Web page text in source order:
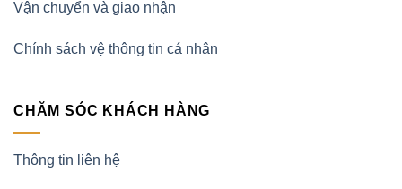
Vận chuyển và giao nhận
Chính sách vệ thông tin cá nhân
CHĂM SÓC KHÁCH HÀNG
Thông tin liên hệ